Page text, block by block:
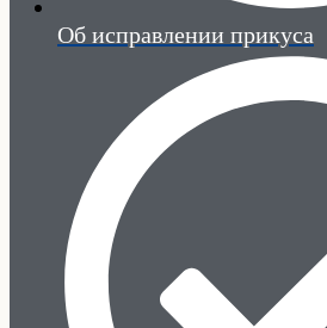
Об исправлении прикуса